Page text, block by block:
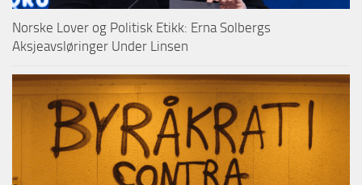
Norske Lover og Politisk Etikk: Erna Solbergs
Aksjeavsløringer Under Linsen